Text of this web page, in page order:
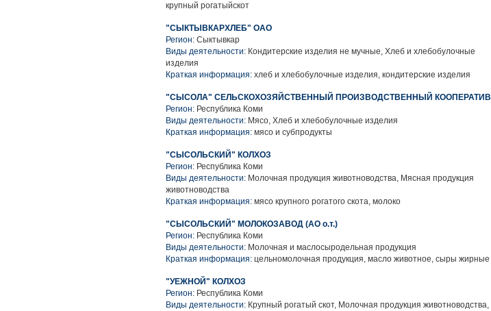
крупный рогатыйскот
"СЫКТЫВКАРХЛЕБ" ОАО
Регион: Сыктывкар
Виды деятельности: Кондитерские изделия не мучные, Хлеб и хлебобулочные
изделия
Краткая информация: хлеб и хлебобулочные изделия, кондитерские изделия
"СЫСОЛА" СЕЛЬСКОХОЗЯЙСТВЕННЫЙ ПРОИЗВОДСТВЕННЫЙ КООПЕРАТИВ
Регион: Республика Коми
Виды деятельности: Мясо, Хлеб и хлебобулочные изделия
Краткая информация: мясо и субпродукты
"СЫСОЛЬСКИЙ" КОЛХОЗ
Регион: Республика Коми
Виды деятельности: Молочная продукция животноводства, Мясная продукция
животноводства
Краткая информация: мясо крупного рогатого скота, молоко
"СЫСОЛЬСКИЙ" МОЛОКОЗАВОД (АО о.т.)
Регион: Республика Коми
Виды деятельности: Молочная и маслосыродельная продукция
Краткая информация: цельномолочная продукция, масло животное, сыры жирные
"УЕЖНОЙ" КОЛХОЗ
Регион: Республика Коми
Виды деятельности: Крупный рогатый скот, Молочная продукция животноводства,